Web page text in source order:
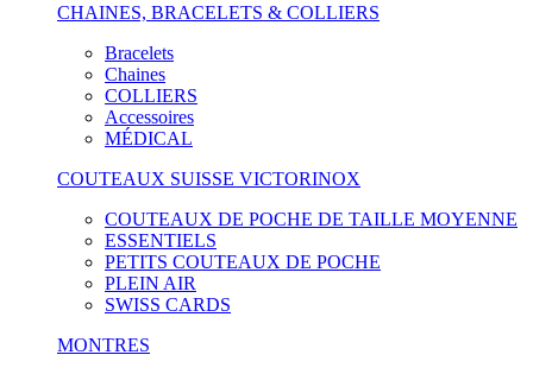
CHAINES, BRACELETS & COLLIERS
Bracelets
Chaines
COLLIERS
Accessoires
MÉDICAL
COUTEAUX SUISSE VICTORINOX
COUTEAUX DE POCHE DE TAILLE MOYENNE
ESSENTIELS
PETITS COUTEAUX DE POCHE
PLEIN AIR
SWISS CARDS
MONTRES